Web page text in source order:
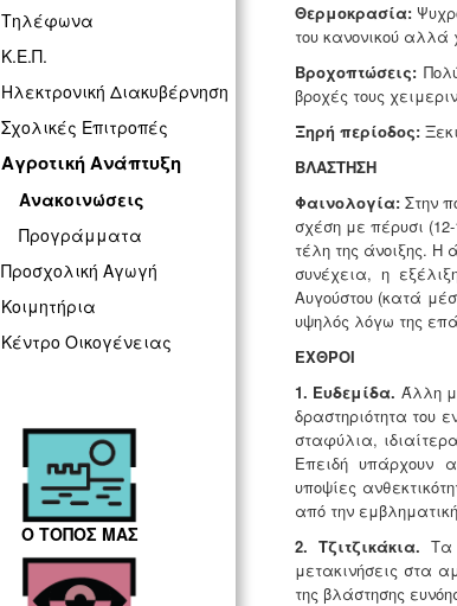
Τηλέφωνα
Κ.Ε.Π.
Ηλεκτρονική Διακυβέρνηση
Σχολικές Επιτροπές
Αγροτική Ανάπτυξη
Ανακοινώσεις
Προγράμματα
Προσχολική Αγωγή
Κοιμητήρια
Κέντρο Οικογένειας
Ο ΤΟΠΟΣ ΜΑΣ
Θερμοκρασία:
του κανονικού αλλά
Βροχοπτώσεις:
βροχές τους
Ξηρή περίοδος:
ΒΛΑΣΤΗΣΗ
Φαινολογία:Στην
σχέση με πέρυσι
τέλη της άνοιξης. Η
συνέχεια, η
Αυγούστου (κατά
υψηλός λόγω της
ΕΧΘΡΟΙ
1. Ευδεμίδα. Άλλη
δραστηριότητα του
σταφύλια,
Επειδή υπάρχουν
υποψίες
από την
2. Τζιτζικάκια.Τα
μετακινήσεις στα
της βλάστησης